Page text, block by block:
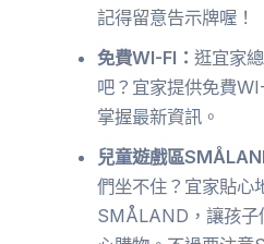
記得留意告示牌喔！
免費WI-FI：逛宜家
吧？宜家提供免費
掌握最新資訊。
兒童遊戲區
們坐不住？宜家貼心
SMÅLAND，讓孩子